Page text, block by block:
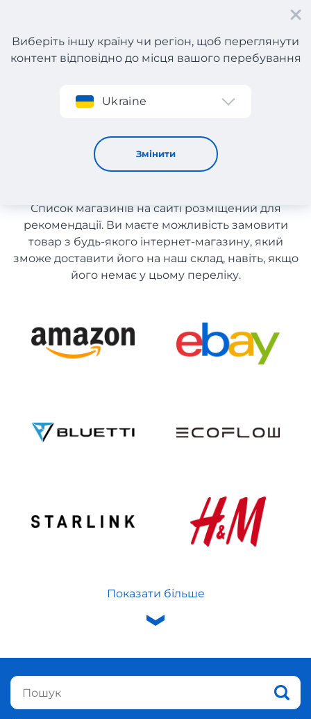
Реєстрація
Виберіть іншу країну чи регіон, щоб переглянути
контент відповідно до місця вашого перебування
Ukraine
Змінити
Мультибрендові магазини з Португалії
Мультибрендові магазини з
Португалії
Список магазинів на сайті розміщений для
рекомендації. Ви маєте можливість замовити
товар з будь-якого інтернет-магазину, який
зможе доставити його на наш склад, навіть, якщо
його немає у цьому переліку.
Показати більше